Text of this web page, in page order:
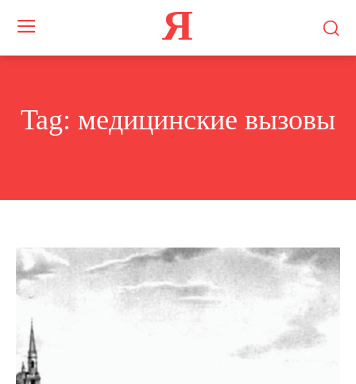
Я
Tag: медицинские вызовы